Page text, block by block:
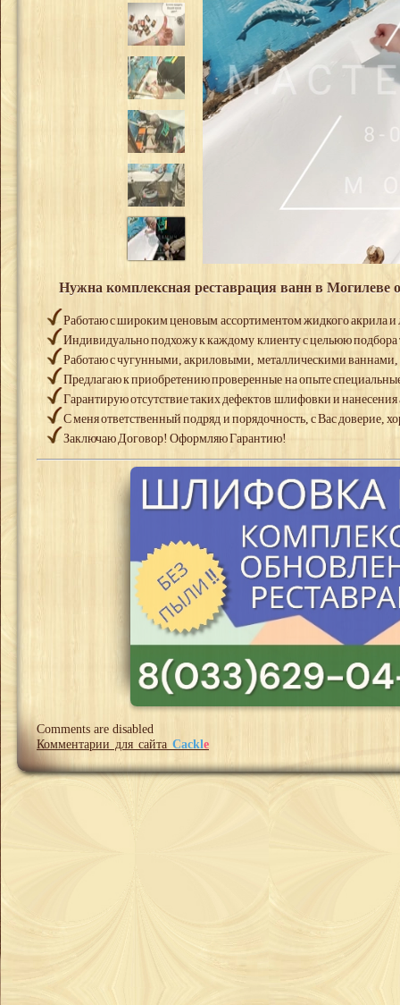
Нужна комплексная реставрация ванн в Могилеве
Работаю с широким ценовым ассортиментом жидкого акрила и
Индивидуально подхожу к каждому клиенту с цельюю подбора
Работаю с чугунными, акриловыми, металлическими
Предлагаю к приобретению проверенные на опыте
Гарантирую отсутствие таких дефектов шлифовки и
С меня ответственный подряд и порядочность, с Вас доверие,
Заключаю Договор! Оформляю Гарантию!
Comments are disabled
Комментарии для сайта Cackle